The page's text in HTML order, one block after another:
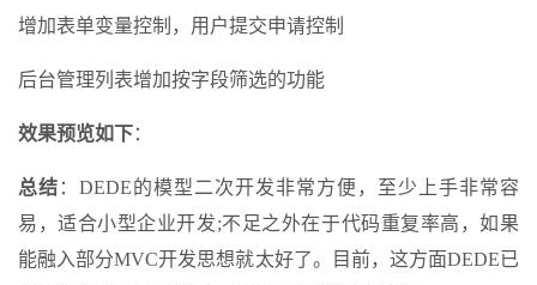
增加表单变量控制，用户提交申请控制
后台管理列表增加按字段筛选的功能
效果预览如下：
总结 ：DEDE的模型二次开发非常方便，至少上手非常容
易，适合小型企业开发;不足之外在于代码重复率高，如果
能融入部分MVC开发思想就太好了。目前，这方面DEDE已